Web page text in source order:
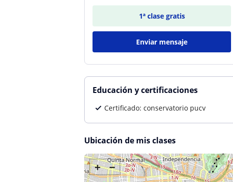
1ª clase gratis
Enviar mensaje
Educación y certificaciones
Certificado: conservatorio pucv
Ubicación de mis clases
+ −